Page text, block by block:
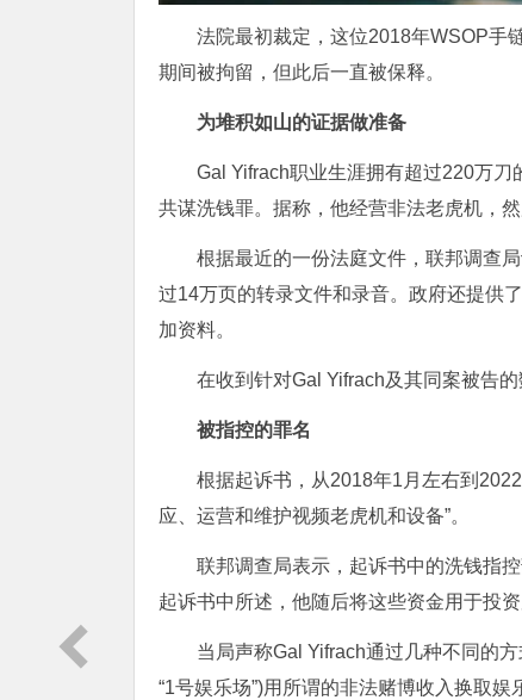
法院最初裁定，这位2018年WSOP手
期间被拘留，但此后一直被保释。
为堆积如山的证据做准备
Gal Yifrach职业生涯拥有超过220万
共谋洗钱罪。据称，他经营非法老虎机，
根据最近的一份法庭文件，联邦调查
过14万页的转录文件和录音。政府还提供
加资料。
在收到针对Gal Yifrach及其同案被告
被指控的罪名
根据起诉书，从2018年1月左右到
应、运营和维护视频老虎机和设备”。
联邦调查局表示，起诉书中的洗钱指
起诉书中所述，他随后将这些资金用于投资
当局声称Gal Yifrach通过几种不同的
“1号娱乐场”)用所谓的非法赌博收入换取